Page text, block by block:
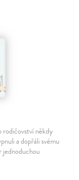
rodičovství někdy
a dopřáli svému
jednoduchou